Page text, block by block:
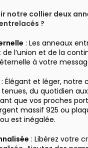
notre collier deux
?
: Les anneaux
l’union et de la
à votre
: Élégant et léger, notre
du quotidien
que vos proches
massif 925 ou
est inégalée.
: Libérez votre